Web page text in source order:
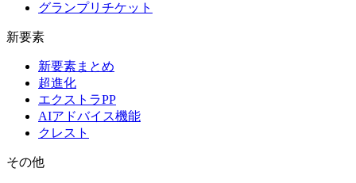
グランプリチケット
新要素
新要素まとめ
超進化
エクストラPP
AIアドバイス機能
クレスト
その他